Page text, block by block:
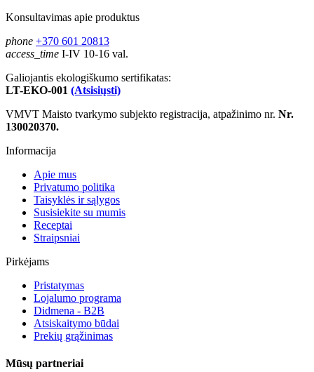
Konsultavimas apie produktus
phone +370 601 20813
access_time I-IV 10-16 val.
Galiojantis ekologiškumo sertifikatas:
LT-EKO-001 (Atsisiųsti)
VMVT Maisto tvarkymo subjekto registracija, atpažinimo nr. Nr.
130020370.
Informacija
Apie mus
Privatumo politika
Taisyklės ir sąlygos
Susisiekite su mumis
Receptai
Straipsniai
Pirkėjams
Pristatymas
Lojalumo programa
Didmena - B2B
Atsiskaitymo būdai
Prekių grąžinimas
Mūsų partneriai